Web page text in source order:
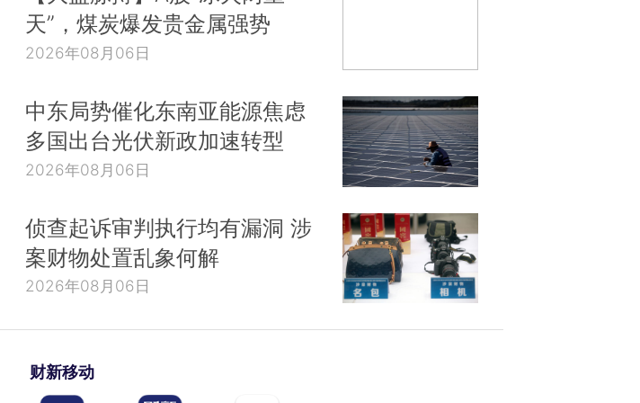
天”，煤炭爆发贵金属强势
2026年08月06日
中东局势催化东南亚能源焦虑
多国出台光伏新政加速转型
2026年08月06日
侦查起诉审判执行均有漏洞 涉
案财物处置乱象何解
2026年08月06日
财新移动